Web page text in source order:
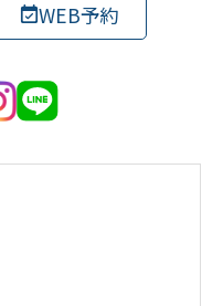
WEB予約